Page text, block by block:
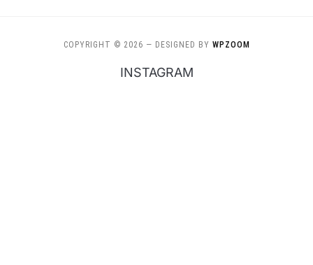
COPYRIGHT © 2026 — DESIGNED BY WPZOOM
INSTAGRAM